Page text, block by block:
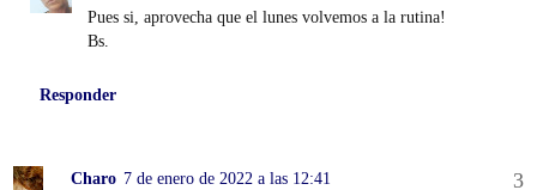
Pues si, aprovecha que el lunes volvemos a la rutina!
Bs.
Responder
Charo 7 de enero de 2022 a las 12:41